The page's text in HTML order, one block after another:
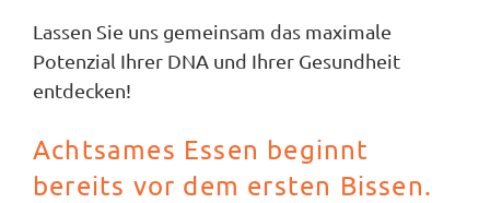
Lassen Sie uns gemeinsam das maximale
Potenzial Ihrer DNA und Ihrer Gesundheit
entdecken!
Achtsames Essen beginnt
bereits vor dem ersten Bissen.